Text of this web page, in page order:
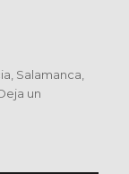
, Salamanca,
un